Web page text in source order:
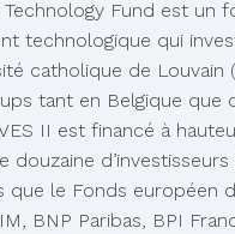
Technology Fund est un
technologique qui
catholique de Louvain
tant en Belgique que
II est financé à
douzaine
que le Fonds européen
BNP Paribas, BPI